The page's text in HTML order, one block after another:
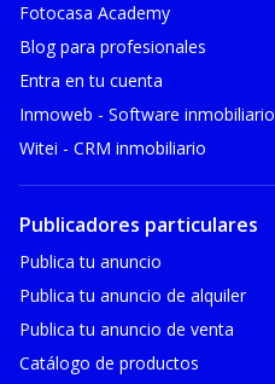
Fotocasa Academy
Blog para profesionales
Entra en tu cuenta
Inmoweb - Software inmobiliario
Witei - CRM inmobiliario
Publicadores particulares
Publica tu anuncio
Publica tu anuncio de alquiler
Publica tu anuncio de venta
Catálogo de productos